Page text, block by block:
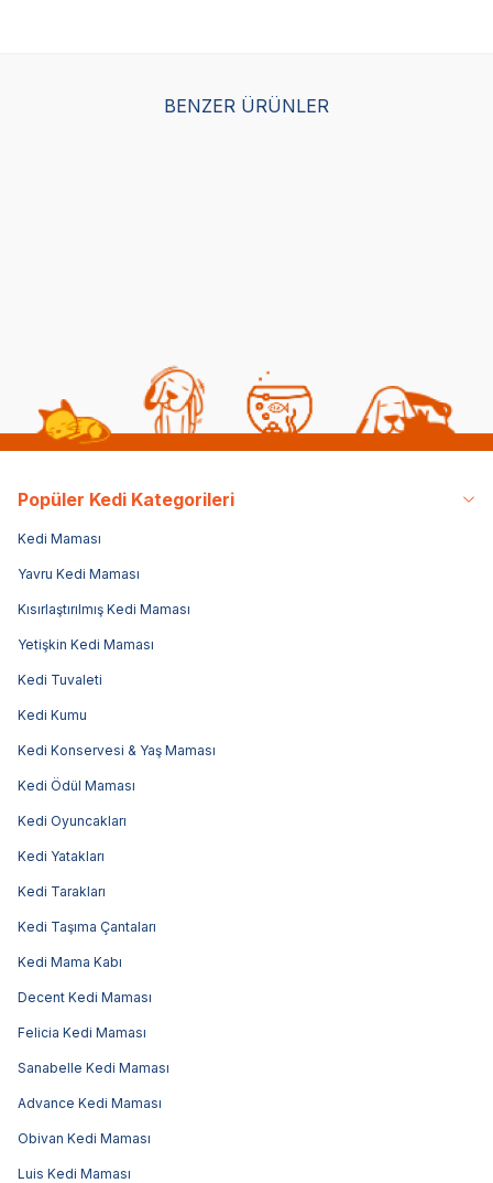
BENZER ÜRÜNLER
Popüler Kedi Kategorileri
Kedi Maması
Yavru Kedi Maması
Kısırlaştırılmış Kedi Maması
Yetişkin Kedi Maması
Kedi Tuvaleti
Kedi Kumu
Kedi Konservesi & Yaş Maması
Kedi Ödül Maması
Kedi Oyuncakları
Kedi Yatakları
Kedi Tarakları
Kedi Taşıma Çantaları
Kedi Mama Kabı
Decent Kedi Maması
Felicia Kedi Maması
Sanabelle Kedi Maması
Advance Kedi Maması
Obivan Kedi Maması
Luis Kedi Maması